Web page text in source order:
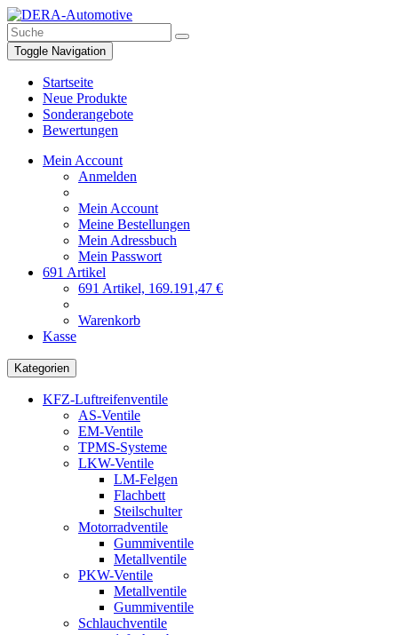
Toggle Navigation
Startseite
Neue Produkte
Sonderangebote
Bewertungen
Mein Account
Anmelden
Mein Account
Meine Bestellungen
Mein Adressbuch
Mein Passwort
691 Artikel
691 Artikel, 169.191,47 €
Warenkorb
Kasse
Kategorien
KFZ-Luftreifenventile
AS-Ventile
EM-Ventile
TPMS-Systeme
LKW-Ventile
LM-Felgen
Flachbett
Steilschulter
Motorradventile
Gummiventile
Metallventile
PKW-Ventile
Metallventile
Gummiventile
Schlauchventile